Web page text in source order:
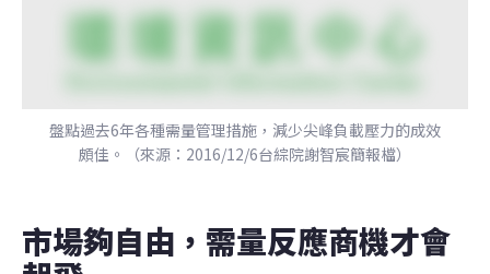
盤點過去6年各種需量管理措施，減少尖峰負載壓力的成效
頗佳。（來源：2016/12/6台綜院謝智宸簡報檔）
市場夠自由，需量反應商機才會